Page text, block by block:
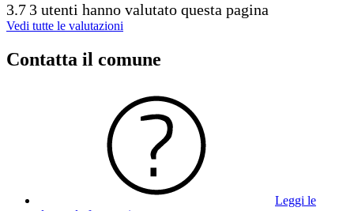
3.7 3 utenti hanno valutato questa pagina
Vedi tutte le valutazioni
Contatta il comune
Leggi le